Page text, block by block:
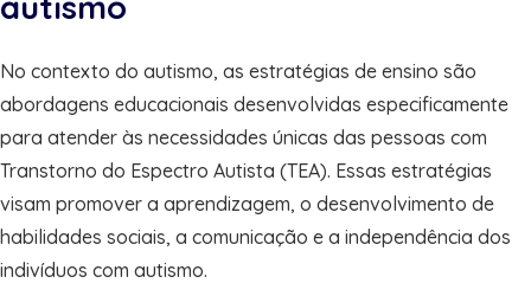
No contexto do autismo, as estratégias de ensino são
abordagens educacionais desenvolvidas especificamente
para atender às necessidades únicas das pessoas com
Transtorno do Espectro Autista (TEA). Essas estratégias
visam promover a aprendizagem, o desenvolvimento de
habilidades sociais, a comunicação e a independência dos
indivíduos com autismo.